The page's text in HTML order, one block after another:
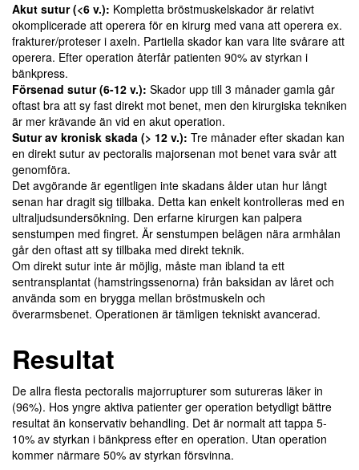
Akut sutur (<6 v.): Kompletta bröstmuskelskador är relativt
okomplicerade att operera för en kirurg med vana att operera ex.
frakturer/proteser i axeln. Partiella skador kan vara lite svårare att
operera. Efter operation återfår patienten 90% av styrkan i
bänkpress.
Försenad sutur (6-12 v.): Skador upp till 3 månader gamla går
oftast bra att sy fast direkt mot benet, men den kirurgiska tekniken
är mer krävande än vid en akut operation.
Sutur av kronisk skada (> 12 v.): Tre månader efter skadan kan
en direkt sutur av pectoralis majorsenan mot benet vara svår att
genomföra.
Det avgörande är egentligen inte skadans ålder utan hur långt
senan har dragit sig tillbaka. Detta kan enkelt kontrolleras med en
ultraljudsundersökning. Den erfarne kirurgen kan palpera
senstumpen med fingret. Är senstumpen belägen nära armhålan
går den oftast att sy tillbaka med direkt teknik.
Om direkt sutur inte är möjlig, måste man ibland ta ett
sentransplantat (hamstringssenorna) från baksidan av låret och
använda som en brygga mellan bröstmuskeln och
överarmsbenet. Operationen är tämligen tekniskt avancerad.
Resultat
De allra flesta pectoralis majorrupturer som sutureras läker in
(96%). Hos yngre aktiva patienter ger operation betydligt bättre
resultat än konservativ behandling. Det är normalt att tappa 5-
10% av styrkan i bänkpress efter en operation. Utan operation
kommer närmare 50% av styrkan försvinna.